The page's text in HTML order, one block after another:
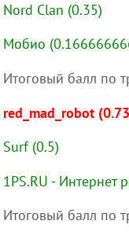
Nord Clan (0.35)
Мобио
Итоговый балл по
red_mad_robot
Surf (0.5)
1PS.RU - Интернет
Итоговый балл по